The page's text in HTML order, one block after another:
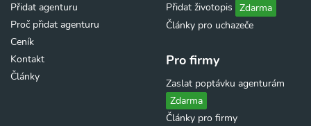
Přidat agenturu
Proč přidat agenturu
Ceník
Kontakt
Články
Přidat životopis Zdarma
Články pro uchazeče
Pro firmy
Zaslat poptávku agenturám
Zdarma
Články pro firmy